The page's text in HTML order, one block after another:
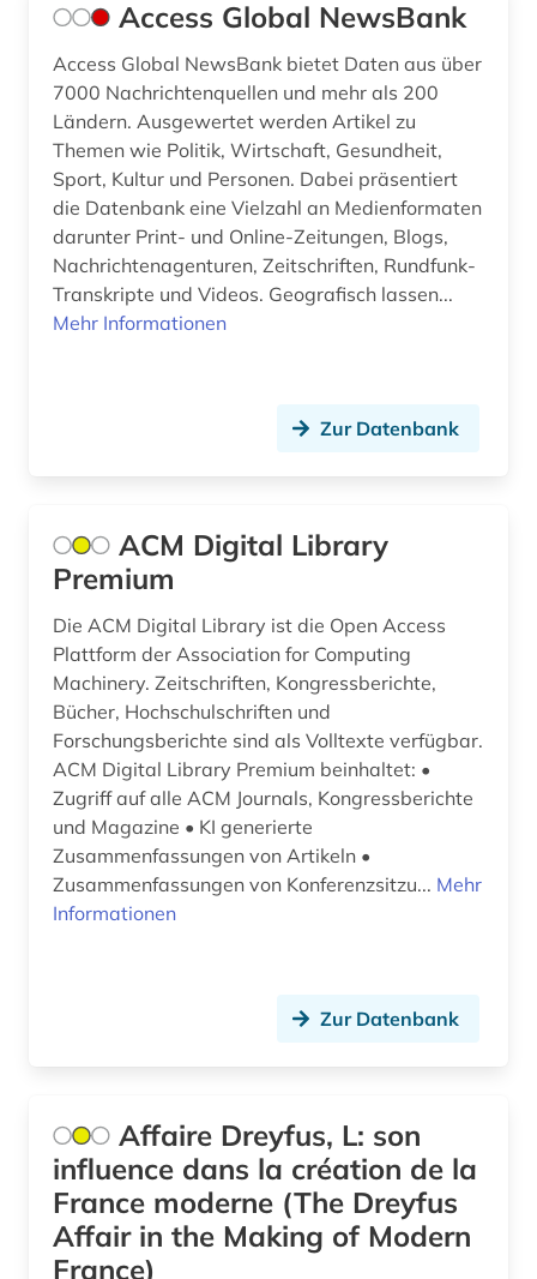
elektronische zeitschrift (7)
elektronische zeitung (4)
elektronisches buch (45)
elektronisches publizieren (1)
elektronisches system (1)
elektronsiches buch (1)
elektrotechnik (2)
entscheidungssammlung (1)
erzählung (1)
essay (1)
ethnologie (1)
europa (10)
europäische geschichte (1)
europäische kultur (1)
falschmeldung (1)
fashion (1)
feminismus (1)
Access Global NewsBank
Access Global NewsBank bietet Daten aus über
7000 Nachrichtenquellen und mehr als 200
Ländern. Ausgewertet werden Artikel zu
Themen wie Politik, Wirtschaft, Gesundheit,
Sport, Kultur und Personen. Dabei präsentiert
die Datenbank eine Vielzahl an Medienformaten
darunter Print- und Online-Zeitungen, Blogs,
Nachrichtenagenturen, Zeitschriften, Rundfunk-
Transkripte und Videos. Geografisch lassen...
Mehr Informationen
Zur Datenbank
ACM Digital Library
Premium
Die ACM Digital Library ist die Open Access
Plattform der Association for Computing
Machinery. Zeitschriften, Kongressberichte,
Bücher, Hochschulschriften und
Forschungsberichte sind als Volltexte verfügbar.
ACM Digital Library Premium beinhaltet: •
Zugriff auf alle ACM Journals, Kongressberichte
und Magazine • KI generierte
Zusammenfassungen von Artikeln •
Zusammenfassungen von Konferenzsitzu... Mehr
Informationen
Zur Datenbank
Affaire Dreyfus, L: son
influence dans la création de la
France moderne (The Dreyfus
Affair in the Making of Modern
France)